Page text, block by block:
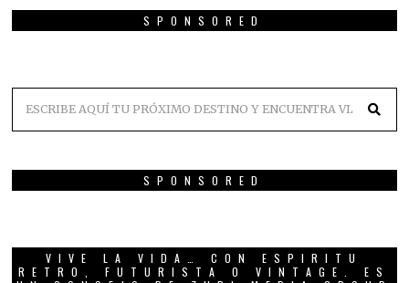
SPONSORED
SPONSORED
VIVE LA VIDA… CON ESPIRITU
RETRO, FUTURISTA O VINTAGE. ES